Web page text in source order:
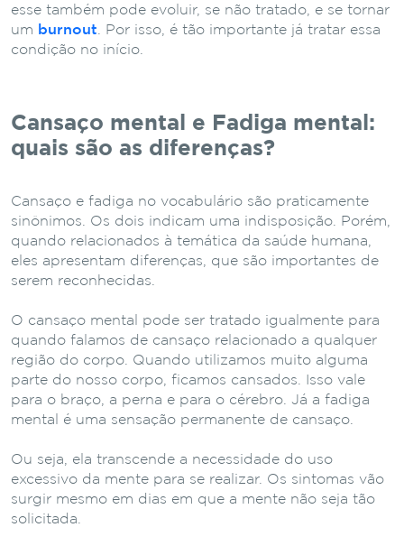
esse também pode evoluir, se não tratado, e se tornar
um burnout . Por isso, é tão importante já tratar essa
condição no início.
Cansaço mental e Fadiga mental:
quais são as diferenças?
Cansaço e fadiga no vocabulário são praticamente
sinônimos. Os dois indicam uma indisposição. Porém,
quando relacionados à temática da saúde humana,
eles apresentam diferenças, que são importantes de
serem reconhecidas.
O cansaço mental pode ser tratado igualmente para
quando falamos de cansaço relacionado a qualquer
região do corpo. Quando utilizamos muito alguma
parte do nosso corpo, ficamos cansados. Isso vale
para o braço, a perna e para o cérebro. Já a fadiga
mental é uma sensação permanente de cansaço.
Ou seja, ela transcende a necessidade do uso
excessivo da mente para se realizar. Os sintomas vão
surgir mesmo em dias em que a mente não seja tão
solicitada.